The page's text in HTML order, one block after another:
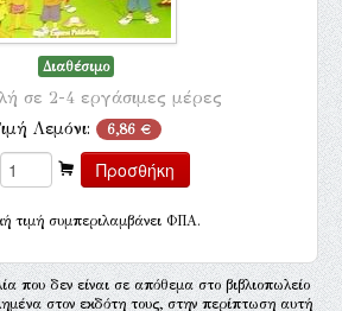
Διαθέσιμο
σε 2-4 εργάσιμες μέρες
Λεμόνι: 6,86 €
τιμή συμπεριλαμβάνει ΦΠΑ.
που δεν είναι σε απόθεμα στο βιβλιοπωλείο
στον εκδότη τους, στην περίπτωση αυτή